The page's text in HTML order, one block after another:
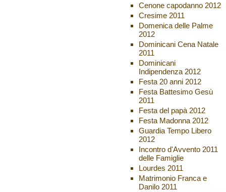
Cenone capodanno 2012
Cresime 2011
Domenica delle Palme
2012
Dominicani Cena Natale
2011
Dominicani
Indipendenza 2012
Festa 20 anni 2012
Festa Battesimo Gesù
2011
Festa del papà 2012
Festa Madonna 2012
Guardia Tempo Libero
2012
Incontro d'Avvento 2011
delle Famiglie
Lourdes 2011
Matrimonio Franca e
Danilo 2011